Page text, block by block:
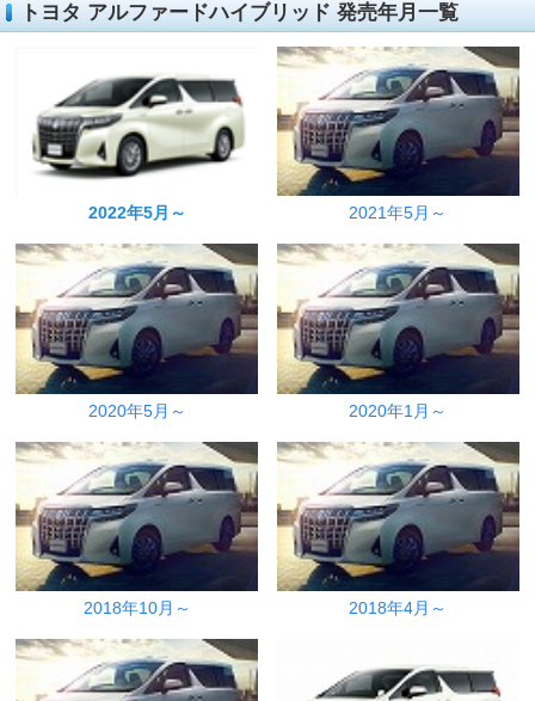
トヨタ アルファードハイブリッド 発売年月一覧
2022年5月～ 2021年5月～
2020年5月～ 2020年1月～
2018年10月～ 2018年4月～